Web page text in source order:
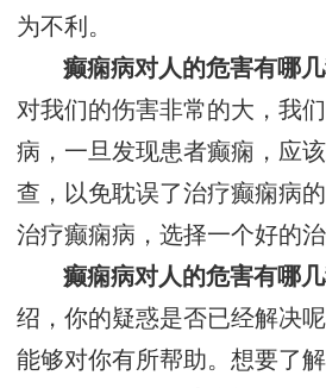
为不利。
癫痫病对人的危害有哪
对我们的伤害非常的大，我
病，一旦发现患者癫痫，应
查，以免耽误了治疗癫痫病
治疗癫痫病，选择一个好的
癫痫病对人的危害有哪
绍，你的疑惑是否已经解决
能够对你有所帮助。想要了